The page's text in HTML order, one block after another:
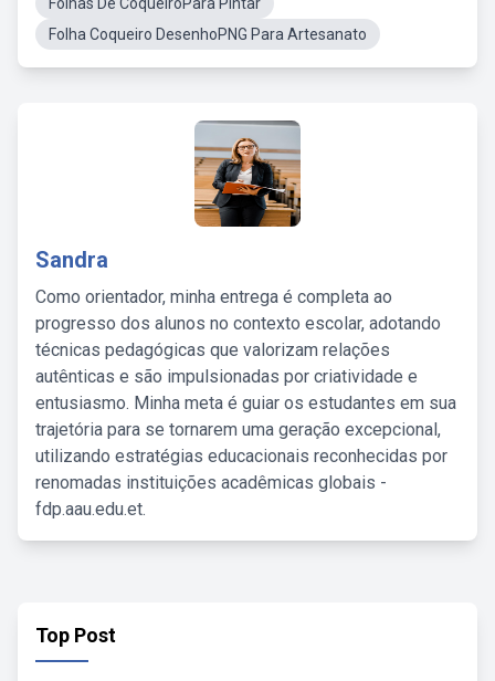
Folha Coqueiro DesenhoPNG Para Artesanato
Sandra
Como orientador, minha entrega é completa ao
progresso dos alunos no contexto escolar, adotando
técnicas pedagógicas que valorizam relações
autênticas e são impulsionadas por criatividade e
entusiasmo. Minha meta é guiar os estudantes em sua
trajetória para se tornarem uma geração excepcional,
utilizando estratégias educacionais reconhecidas por
renomadas instituições acadêmicas globais -
fdp.aau.edu.et.
Top Post